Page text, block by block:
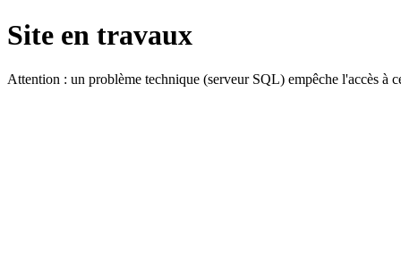
Site en travaux
Attention : un problème technique (serveur SQL) empêche l'accès à